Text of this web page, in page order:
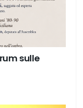
sulle